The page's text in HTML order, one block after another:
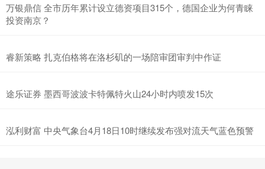
万银鼎信 全市历年累计设立德资项目315个，德国企业为何青睐
投资南京？
睿新策略 扎克伯格将在洛杉矶的一场陪审团审判中作证
途乐证券 墨西哥波波卡特佩特火山24小时内喷发15次
泓利财富 中央气象台4月18日10时继续发布强对流天气蓝色预警